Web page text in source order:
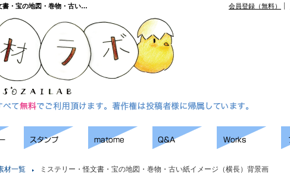
書・宝の地図・巻物・古い… 会員登録（無料）
材一覧 ミステリー・怪文書・宝の地図・巻物・古い紙イメージ（横長）背景画